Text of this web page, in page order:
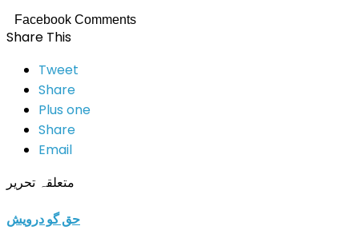
Facebook Comments
Share This
Tweet
Share
Plus one
Share
Email
متعلقہ تحریر
حق گو درویش